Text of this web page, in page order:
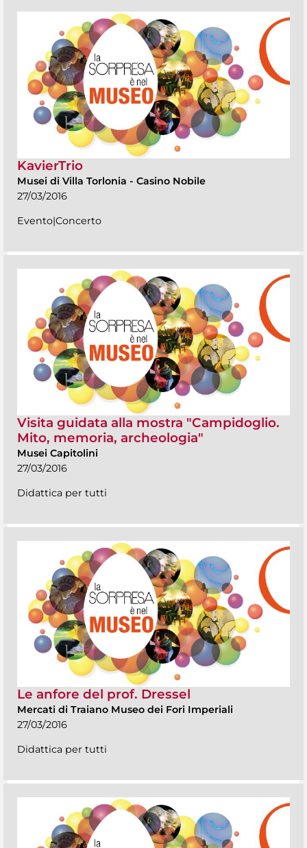
KavierTrio
Musei di Villa Torlonia - Casino Nobile
27/03/2016
Evento|Concerto
Visita guidata alla mostra "Campidoglio.
Mito, memoria, archeologia"
Musei Capitolini
27/03/2016
Didattica per tutti
Le anfore del prof. Dressel
Mercati di Traiano Museo dei Fori Imperiali
27/03/2016
Didattica per tutti